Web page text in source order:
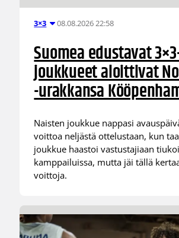
3×3 08.08.2026 22:58
Suomea edustavat
joukkueet aloittivat
-urakkansa
Naisten joukkue nappasi
voittoa neljästä ottelustaan, kun
joukkue haastoi vastustajiaan
kamppailuissa, mutta jäi tällä
voittoja.